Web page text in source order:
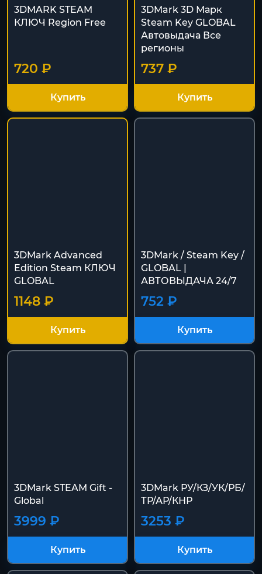
3DMARK STEAM
КЛЮЧ Region Free
720 ₽
Купить
3DMark 3D Марк
Steam Key GLOBAL
Автовыдача Все
регионы
737 ₽
Купить
3DMark Advanced
Edition Steam КЛЮЧ
GLOBAL
1148 ₽
Купить
3DMark / Steam Key /
GLOBAL |
АВТОВЫДАЧА 24/7
752 ₽
Купить
3DMark STEAM Gift -
Global
3999 ₽
Купить
3DMark РУ/КЗ/УК/РБ/
ТР/АР/КНР
3253 ₽
Купить